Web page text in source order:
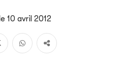
le 10 avril 2012